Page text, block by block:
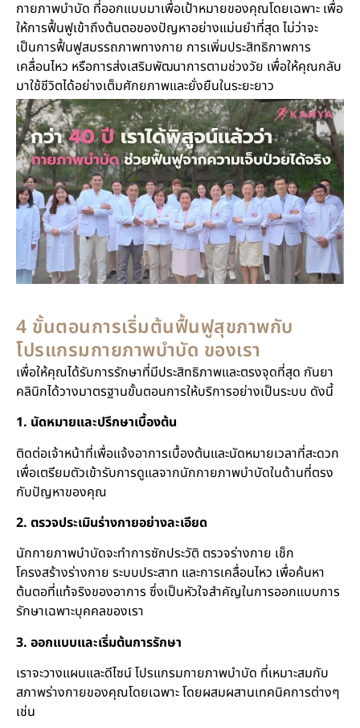
กายภาพบำบัด ที่ออกแบบมาเพื่อเป้าหมายของคุณโดยเฉพาะ เพื่อ
ให้การฟื้นฟูเข้าถึงต้นตอของปัญหาอย่างแม่นยำที่สุด ไม่ว่าจะ
เป็นการฟื้นฟูสมรรถภาพทางกาย การเพิ่มประสิทธิภาพการ
เคลื่อนไหว หรือการส่งเสริมพัฒนาการตามช่วงวัย เพื่อให้คุณกลับ
มาใช้ชีวิตได้อย่างเต็มศักยภาพและยั่งยืนในระยะยาว
4 ขั้นตอนการเริ่มต้นฟื้นฟูสุขภาพกับ
โปรแกรมกายภาพบำบัด ของเรา
เพื่อให้คุณได้รับการรักษาที่มีประสิทธิภาพและตรงจุดที่สุด กันยา
คลินิกได้วางมาตรฐานขั้นตอนการให้บริการอย่างเป็นระบบ ดังนี้
1. นัดหมายและปรึกษาเบื้องต้น
ติดต่อเจ้าหน้าที่เพื่อแจ้งอาการเบื้องต้นและนัดหมายเวลาที่สะดวก
เพื่อเตรียมตัวเข้ารับการดูแลจากนักกายภาพบำบัดในด้านที่ตรง
กับปัญหาของคุณ
2. ตรวจประเมินร่างกายอย่างละเอียด
นักกายภาพบำบัดจะทำการซักประวัติ ตรวจร่างกาย เช็ก
โครงสร้างร่างกาย ระบบประสาท และการเคลื่อนไหว เพื่อค้นหา
ต้นตอที่แท้จริงของอาการ ซึ่งเป็นหัวใจสำคัญในการออกแบบการ
รักษาเฉพาะบุคคลของเรา
3. ออกแบบและเริ่มต้นการรักษา
เราจะวางแผนและดีไซน์ โปรแกรมกายภาพบำบัด ที่เหมาะสมกับ
สภาพร่างกายของคุณโดยเฉพาะ โดยผสมผสานเทคนิคการต่างๆ
เช่น